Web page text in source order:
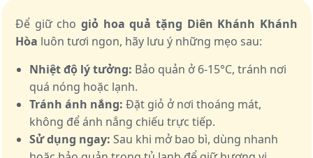
Để giữ cho giỏ hoa quả tặng Diên Khánh Khánh
Hòa luôn tươi ngon, hãy lưu ý những mẹo sau:
Nhiệt độ lý tưởng: Bảo quản ở 6-15°C, tránh nơi
quá nóng hoặc lạnh.
Tránh ánh nắng: Đặt giỏ ở nơi thoáng mát,
không để ánh nắng chiếu trực tiếp.
Sử dụng ngay: Sau khi mở bao bì, dùng nhanh